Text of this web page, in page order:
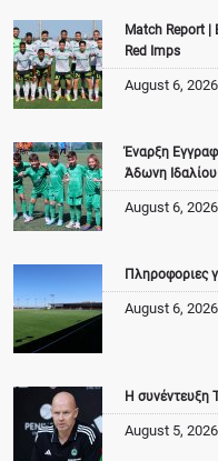
Match Report |
Red Imps
August 6, 2026
Έναρξη
Άδωνη
August 6, 2026
Πληροφοριες
August 6, 2026
Η συνέντευξη
August 5, 2026